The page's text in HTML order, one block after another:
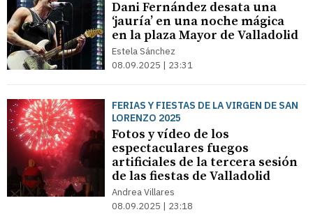
Dani Fernández desata una
‘jauría’ en una noche mágica
en la plaza Mayor de Valladolid
Estela Sánchez
08.09.2025 | 23:31
FERIAS Y FIESTAS DE LA VIRGEN DE SAN
LORENZO 2025
Fotos y vídeo de los
espectaculares fuegos
artificiales de la tercera sesión
de las fiestas de Valladolid
Andrea Villares
08.09.2025 | 23:18